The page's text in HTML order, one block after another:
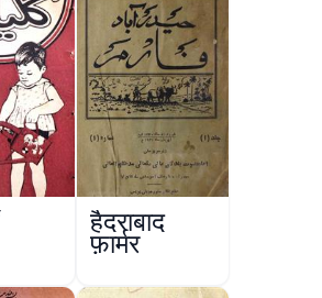
हैदराबाद
फ़ार्मर